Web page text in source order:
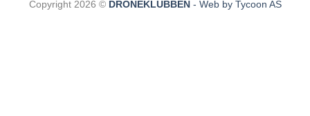
Copyright 2026 © DRONEKLUBBEN - Web by Tycoon AS